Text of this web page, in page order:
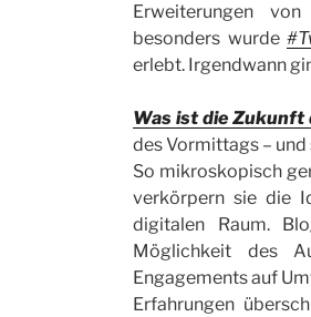
Erweiterungen
besonders wurde
erlebt. Irgendwann
Was ist die Zukunft
des Vormittags – und
So mikroskopisch
verkörpern sie die
digitalen Raum.
Möglichkeit des
Engagements auf
Erfahrungen